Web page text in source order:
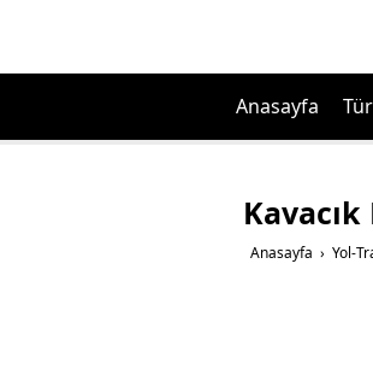
Anasayfa
Anasayfa › Yol-